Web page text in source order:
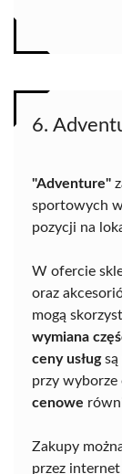
6.
"Adventure"
sportowych
pozycji na
W ofercie
oraz
mogą
wymiana
ceny usługsą
przy wyborze
cenowe
Zakupy
przez